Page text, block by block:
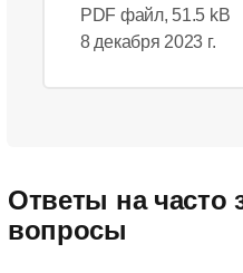
PDF файл, 51.5 kB
8 декабря 2023 г.
Ответы на часто
вопросы